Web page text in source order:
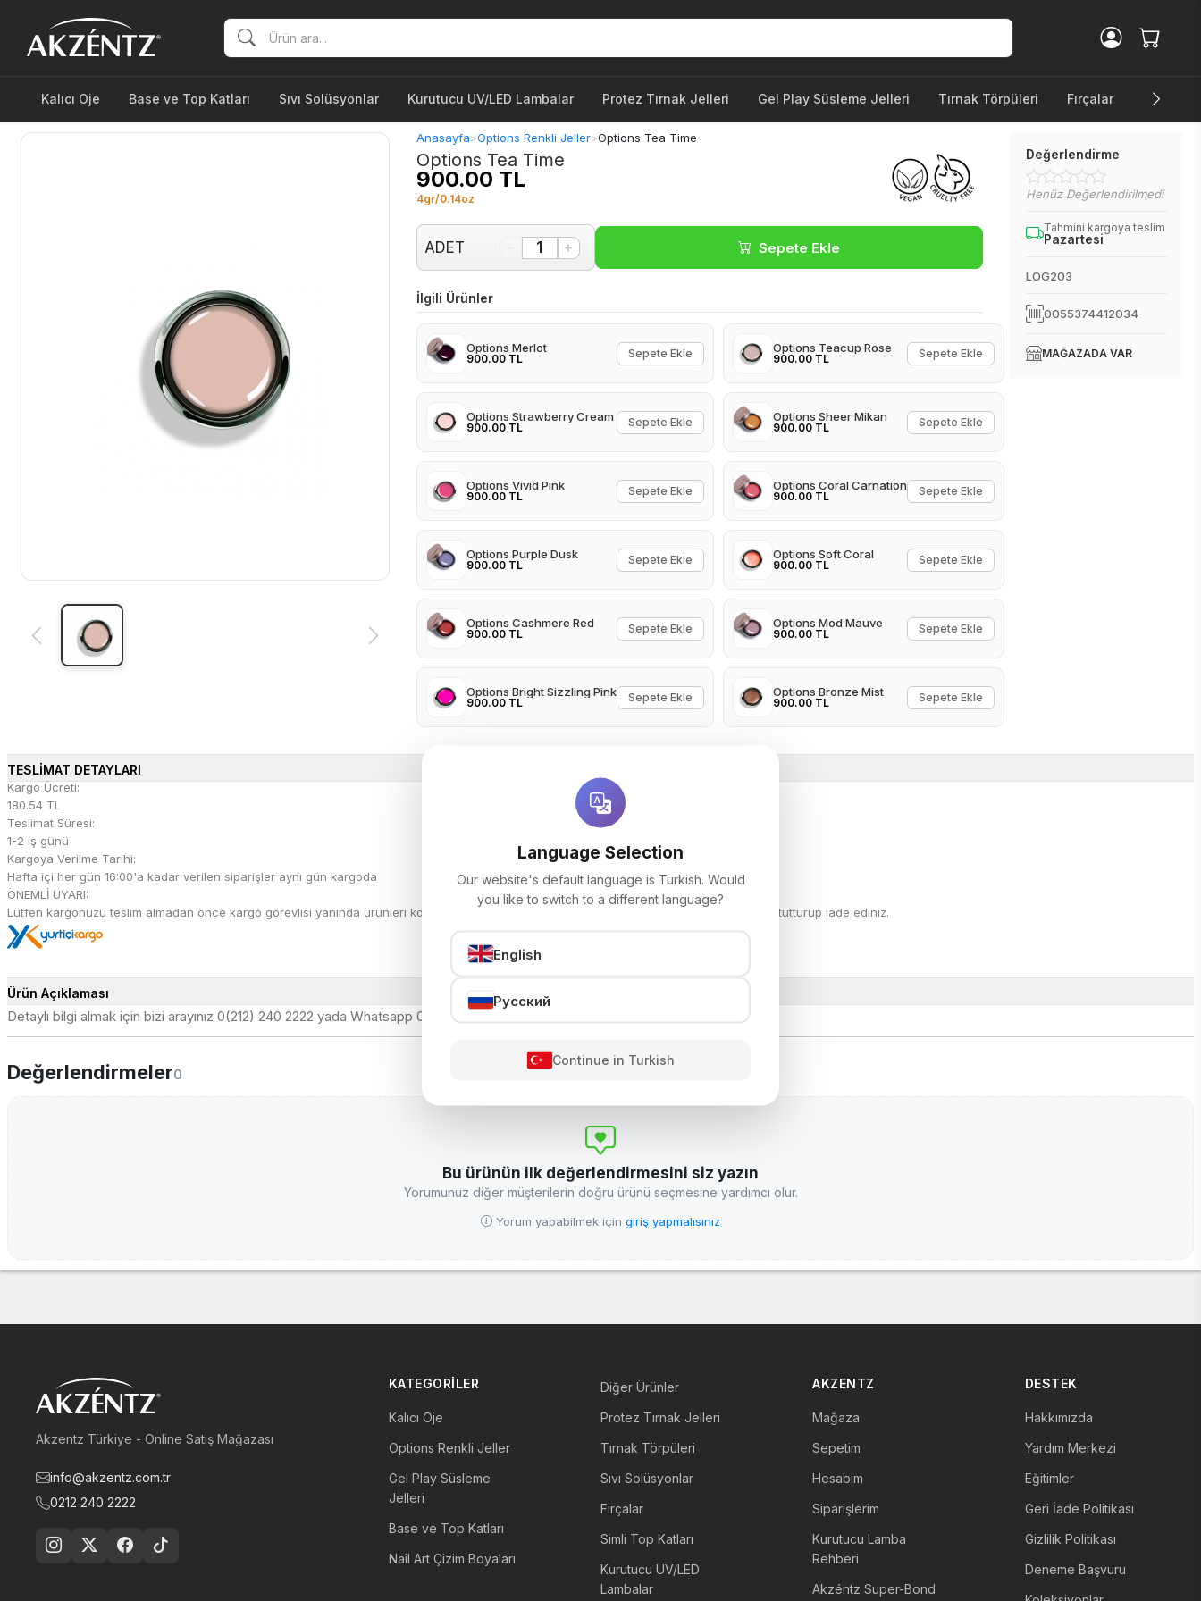
Kalıcı Oje Base ve Top Katları Sıvı Solüsyonlar Kurutucu UV/LED Lambalar Protez Tırnak Jelleri Gel Play Süsleme Jelleri Tırnak Törpüleri Fırçalar Diğer
Anasayfa>Options Renkli Jeller>Options Tea Time
Options Tea Time
900.00 TL
4gr/0.14oz
ADET 1 + Sepete Ekle
İlgili Ürünler
Options Merlot
900.00 TL Sepete Ekle Options Teacup Rose
900.00 TL Sepete Ekle
Options Strawberry Cream
900.00 TL Sepete Ekle Options Sheer Mikan
900.00 TL Sepete Ekle
Options Vivid Pink
900.00 TL Sepete Ekle Options Coral Carnation
900.00 TL Sepete Ekle
Options Purple Dusk
900.00 TL Sepete Ekle Options Soft Coral
900.00 TL Sepete Ekle
Options Cashmere Red
900.00 TL Sepete Ekle Options Mod Mauve
900.00 TL Sepete Ekle
Options Bright Sizzling Pink
900.00 TL Sepete Ekle Options Bronze Mist
900.00 TL Sepete Ekle
Değerlendirme
Henüz Değerlendirilmedi
Tahmini kargoya teslim
Pazartesi
LOG203
0055374412034
MAĞAZADA VAR
TESLİMAT DETAYLARI
Kargo Ücreti:
180.54 TL
Teslimat Süresi:
1-2 iş günü
Kargoya Verilme Tarihi:
Hafta içi her gün 16:00'a kadar verilen siparişler aynı gün kargoda
ÖNEMLİ UYARI:
Lütfen kargonuzu teslim almadan önce kargo görevlisi yanında ürünleri kontrol ediniz. Kırılma, dökülme veya zarar gören ürünleri tutanak tutturup iade ediniz.
Ürün Açıklaması
Detaylı bilgi almak için bizi arayınız 0(212) 240 2222 yada Whatsapp 0532 497 05 02
Değerlendirmeler0
Bu ürünün ilk değerlendirmesini siz yazın
Yorumunuz diğer müşterilerin doğru ürünü seçmesine yardımcı olur.
Yorum yapabilmek için giriş yapmalısınız
Akzentz Türkiye - Online Satış Mağazası
info@akzentz.com.tr
0212 240 2222
KATEGORİLER
Kalıcı Oje
Options Renkli Jeller
Gel Play Süsleme
Jelleri
Base ve Top Katları
Nail Art Çizim Boyaları
Diğer Ürünler
Protez Tırnak Jelleri
Tırnak Törpüleri
Sıvı Solüsyonlar
Fırçalar
Simli Top Katları
Kurutucu UV/LED
Lambalar
AKZENTZ
Mağaza
Sepetim
Hesabım
Siparişlerim
Kurutucu Lamba
Rehberi
Akzéntz Super-Bond
DESTEK
Hakkımızda
Yardım Merkezi
Eğitimler
Geri İade Politikası
Gizlilik Politikası
Deneme Başvuru
Language Selection
Our website's default language is Turkish. Would
you like to switch to a different language?
English
Русский
Continue in Turkish